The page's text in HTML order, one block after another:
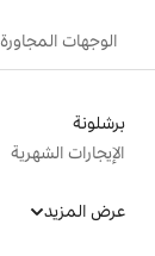
الوجهات المجاورة
برشلونة
الإيجارات الشهرية
عرض المزيد